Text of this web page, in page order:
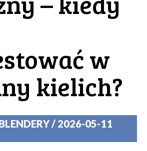
w
kielich?
/ 2026-05-11